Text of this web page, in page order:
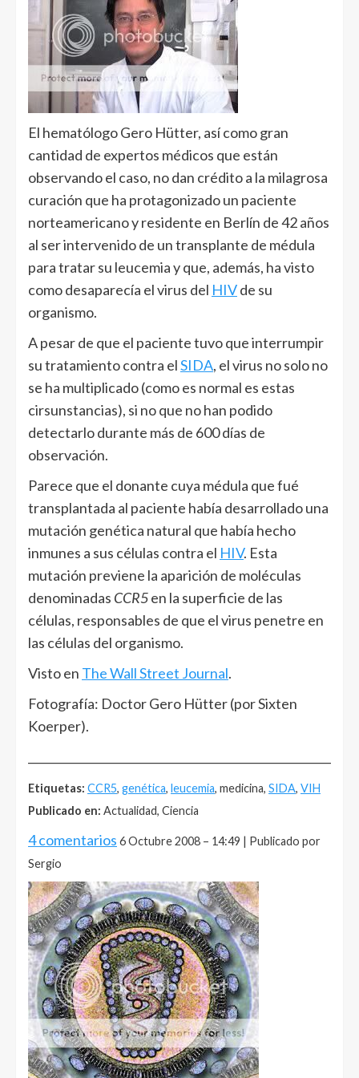
El hematólogo Gero Hütter, así como gran
cantidad de expertos médicos que están
observando el caso, no dan crédito a la milagrosa
curación que ha protagonizado un paciente
norteamericano y residente en Berlín de 42 años
al ser intervenido de un transplante de médula
para tratar su leucemia y que, además, ha visto
como desaparecía el virus del HIVde su
organismo.
A pesar de que el paciente tuvo que interrumpir
su tratamiento contra elSIDA, el virus no solo no
se ha multiplicado (como es normal es estas
cirsunstancias), si no que no han podido
detectarlo durante más de 600 días de
observación.
Parece que el donante cuya médula que fué
transplantada al paciente había desarrollado una
mutación genética natural que había hecho
inmunes a sus células contra el HIV. Esta
mutación previene la aparición de moléculas
denominadas CCR5en la superficie de las
células, responsables de que el virus penetre en
las células del organismo.
Visto en The Wall Street Journal.
Fotografía: Doctor Gero Hütter (por Sixten
Koerper).
Etiquetas: CCR5, genética, leucemia, medicina, SIDA, VIH
Publicado en: Actualidad, Ciencia
4 comentarios 6 Octubre 2008 – 14:49 | Publicado por
Sergio